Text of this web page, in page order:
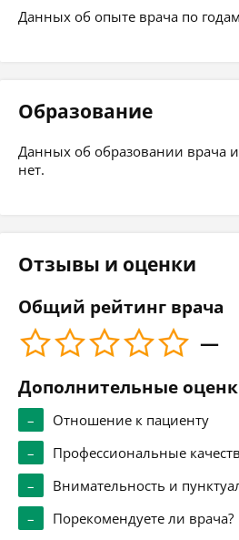
Данных об опыте врача по
Образование
Данных об образовании врача
нет.
Отзывы и оценки
Общий рейтинг врача
—
Дополнительные
–
Отношение к пациенту
–
Профессиональные
–
Внимательность и
–
Порекомендуете ли врача?